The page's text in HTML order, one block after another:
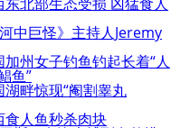
河中巨怪》主持人Jeremy
加州女子钓鱼钓起长着“人
鱼”
湖畔惊现“阉割睾丸
食人鱼秒杀肉块